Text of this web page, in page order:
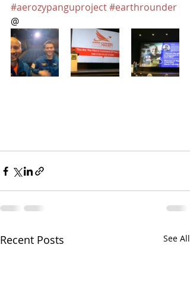
#aerozypanguproject#earthrounder
@
Recent Posts See All